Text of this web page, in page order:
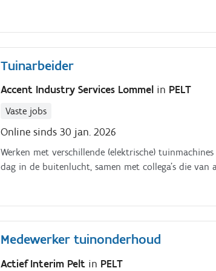
Tuinarbeider
Accent Industry Services Lommel in PELT
Vaste jobs
Online sinds 30 jan. 2026
Werken met verschillende (elektrische)
dag in de buitenlucht, samen met collega’s die van
Medewerker tuinonderhoud
Actief Interim Pelt in PELT